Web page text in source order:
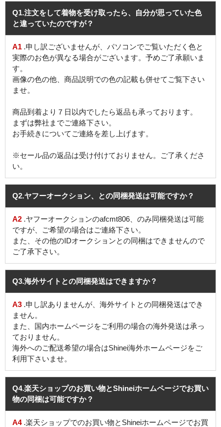
Q1.注文をして着物を受け取ったら、自分が思っていた色
と違っていたのですが？
A1 .申し訳ございませんが、パソコンでご覧いただく色と
実際のお色が異なる場合がございます。予めご了承願いま
す。
画像の色の他、商品説明での色の記載も併せてご覧下さい
ませ。
商品到着より７日以内でしたら返品も承っております。
まずは弊社までご連絡下さい。
お手続きについてご連絡を差し上げます。
※セール品の返品は受け付けておりません。ご了承くださ
い。
Q2.ヤフーオークション、との同梱発送は可能ですか？
A2 .ヤフーオークションのafcmt806、のみ同梱発送は可能
ですが、ご希望の場合はご連絡下さい。
また、その他のIDオークションとの同梱はできませんので
ご了承下さい。
Q3.海外サイトとの同梱発送はできますか？
A3 .申し訳ありませんが、海外サイトとの同梱発送はでき
ません。
また、国内ホームページをご利用の場合の海外発送は承っ
ておりません。
海外へのご配送希望の場合はShinei海外ホームページをご
利用下さいませ。
Q4.楽天ショップのお買い物とShineiホームページでお買い
物の同梱は可能ですか？
A4 .楽天ショップでのお買い物とShineiホームページでお買